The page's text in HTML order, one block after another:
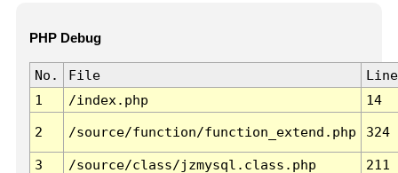
PHP Debug
No. File
Line
1
/index.php 14
2 /source/function/function_extend.php 324
3 /source/class/jzmysql.class.php
211